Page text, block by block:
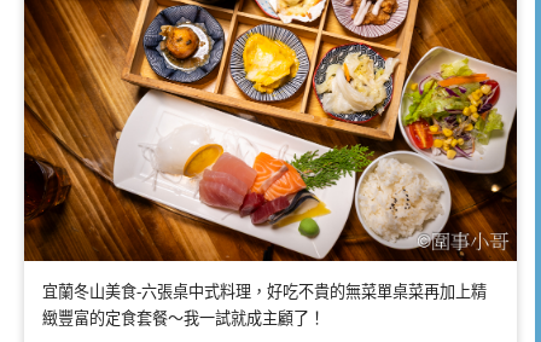
宜蘭冬山美食-六張桌中式料理，好吃不貴的無菜單桌菜再加上精
緻豐富的定食套餐～我一試就成主顧了！